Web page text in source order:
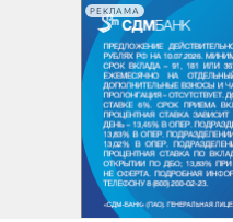
РЕКЛАМА